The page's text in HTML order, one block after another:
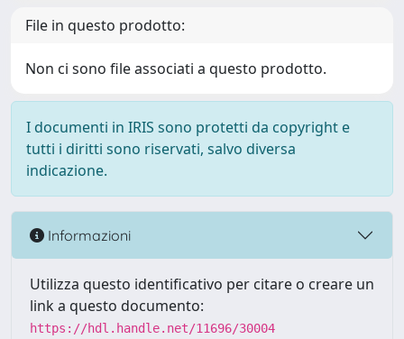
File in questo prodotto:
Non ci sono file associati a questo prodotto.
I documenti in IRIS sono protetti da copyright e
tutti i diritti sono riservati, salvo diversa
indicazione.
Informazioni
Utilizza questo identificativo per citare o creare un
link a questo documento:
https://hdl.handle.net/11696/30004